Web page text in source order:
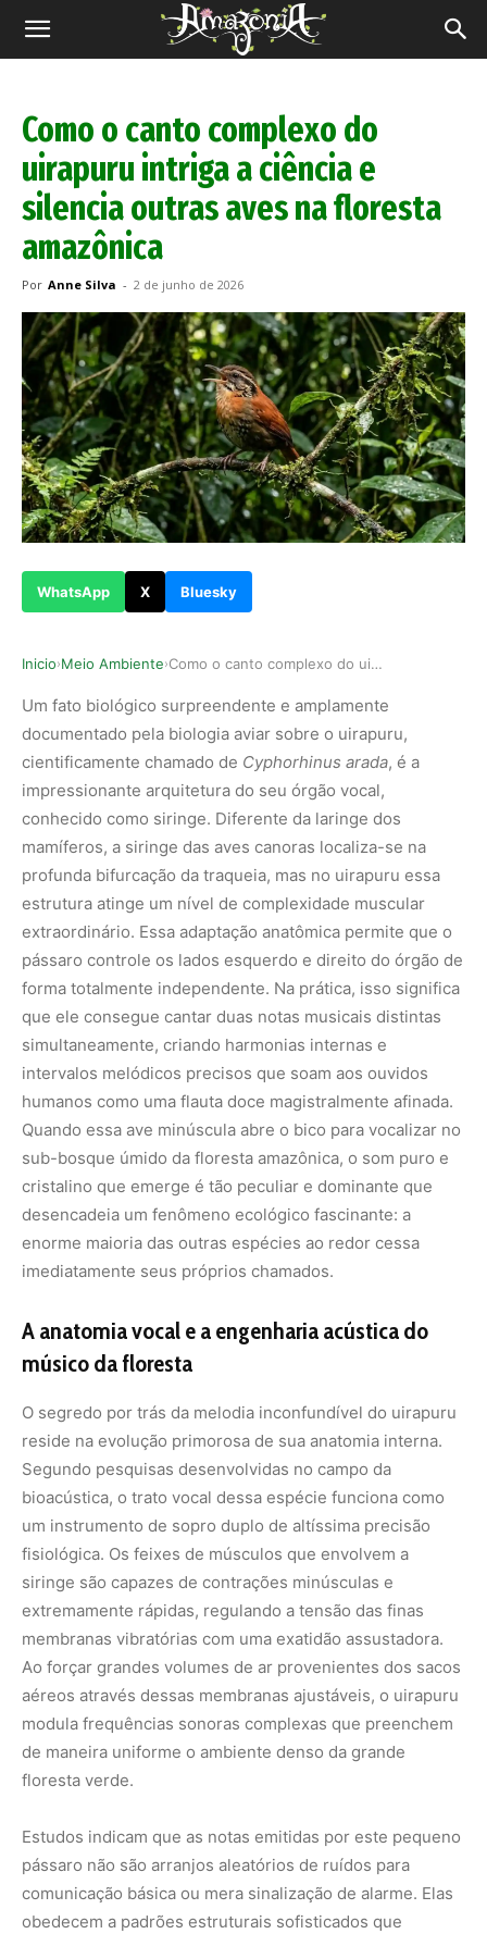
Revista
Como o canto complexo do
uirapuru intriga a ciência e
silencia outras aves na floresta
amazônica
Por Anne Silva - 2 de junho de 2026
WhatsApp X Bluesky
Inicio›Meio Ambiente› Como o canto complexo do uirapuru intriga a ciê…
Um fato biológico surpreendente e amplamente
documentado pela biologia aviar sobre o uirapuru,
cientificamente chamado de Cyphorhinus arada, é a
impressionante arquitetura do seu órgão vocal,
conhecido como siringe. Diferente da laringe dos
mamíferos, a siringe das aves canoras localiza-se na
profunda bifurcação da traqueia, mas no uirapuru essa
estrutura atinge um nível de complexidade muscular
extraordinário. Essa adaptação anatômica permite que o
pássaro controle os lados esquerdo e direito do órgão de
forma totalmente independente. Na prática, isso significa
que ele consegue cantar duas notas musicais distintas
simultaneamente, criando harmonias internas e
intervalos melódicos precisos que soam aos ouvidos
humanos como uma flauta doce magistralmente afinada.
Quando essa ave minúscula abre o bico para vocalizar no
sub-bosque úmido da floresta amazônica, o som puro e
cristalino que emerge é tão peculiar e dominante que
desencadeia um fenômeno ecológico fascinante: a
enorme maioria das outras espécies ao redor cessa
imediatamente seus próprios chamados.
A anatomia vocal e a engenharia acústica do
músico da floresta
O segredo por trás da melodia inconfundível do uirapuru
reside na evolução primorosa de sua anatomia interna.
Segundo pesquisas desenvolvidas no campo da
bioacústica, o trato vocal dessa espécie funciona como
um instrumento de sopro duplo de altíssima precisão
fisiológica. Os feixes de músculos que envolvem a
siringe são capazes de contrações minúsculas e
extremamente rápidas, regulando a tensão das finas
membranas vibratórias com uma exatidão assustadora.
Ao forçar grandes volumes de ar provenientes dos sacos
aéreos através dessas membranas ajustáveis, o uirapuru
modula frequências sonoras complexas que preenchem
de maneira uniforme o ambiente denso da grande
floresta verde.
Estudos indicam que as notas emitidas por este pequeno
pássaro não são arranjos aleatórios de ruídos para
comunicação básica ou mera sinalização de alarme. Elas
obedecem a padrões estruturais sofisticados que